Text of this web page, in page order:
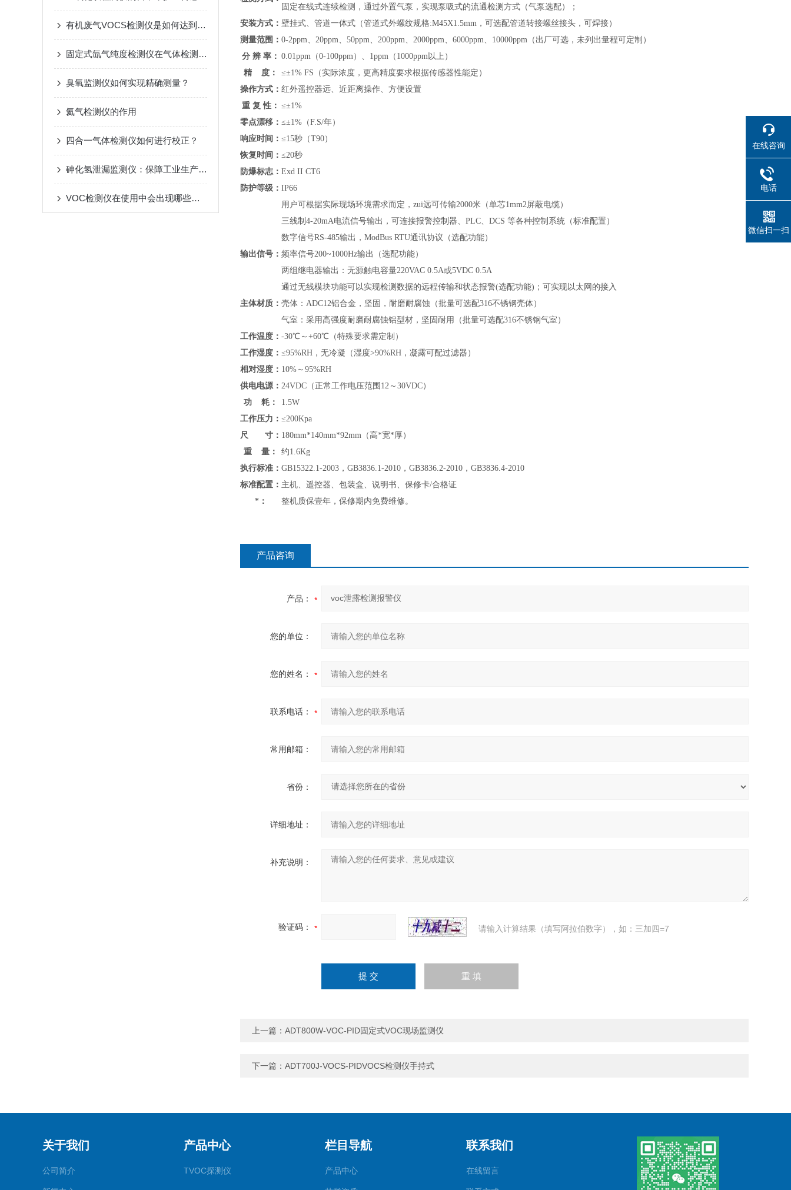
有机废气VOCS检测仪是如何达到检测目的的？
固定式氙气纯度检测仪在气体检测中的核心作用
臭氧监测仪如何实现精确测量？
氦气检测仪的作用
四合一气体检测仪如何进行校正？
砷化氢泄漏监测仪：保障工业生产安全的关键设备
VOC检测仪在使用中会出现哪些问题？
固定在线式连续检测，通过外置气泵，实现泵吸式的流通检测方式（气泵选配）；
安装方式： 壁挂式、管道一体式（管道式外螺纹规格:M45X1.5mm，可选配管道转接螺丝接头，可焊接）
测量范围： 0-2ppm、20ppm、50ppm、200ppm、2000ppm、6000ppm、10000ppm （ 出厂可选，未列出量程可定制）
分 辨 率： 0.01ppm（0-100ppm）、1ppm（1000ppm以上）
精 度：
≤±1% FS（实际浓度，更高精度要求根据传感器性能定）
操作方式： 红外遥控器远、近距离操作、方便设置
重 复 性： ≤±1%
零点漂移： ≤±1%（F.S/年）
响应时间： ≤15秒（T90）
恢复时间： ≤20秒
防爆标志： Exd II CT6
防护等级： IP66
输出信号：
用户可根据实际现场环境需求而定，zui远可传输2000米（单芯1mm2屏蔽电缆）
三线制4-20mA电流信号输出，可连接报警控制器、PLC、DCS 等各种控制系统（标准配置）
数字信号RS-485输出， ModBus RTU通讯协议 （选配功能）
频率信号200~1000Hz输出（选配功能）
两组继电器输出：无源触电容量220VAC 0.5A或5VDC 0.5A
通过无线模块功能可以实现检测数据的远程传输和状态报警(选配功能)；可实现以太网的接入
主体材质： 壳体：ADC12铝合金，坚固，耐磨耐腐蚀（批量可选配316不锈钢壳体）
气室：采用高强度耐磨耐腐蚀铝型材，坚固耐用（批量可选配316不锈钢气室）
工作温度： -30℃～+60℃（特殊要求需定制）
工作湿度： ≤95%RH，无冷凝（湿度>90%RH，凝露可配过滤器）
相对湿度： 10%～95%RH
供电电源： 24VDC（正常工作电压范围12～30VDC）
功 耗：
1.5W
工作压力： ≤200Kpa
尺 寸： 180mm*140mm*92mm（高*宽*厚）
重 量：
约1.6Kg
执行标准： GB15322.1-2003，GB3836.1-2010，GB3836.2-2010，GB3836.4-2010
标准配置： 主机、遥控器、包装盒、说明书、保修卡/合格证
*：
整机质保壹年，保修期内免费维修。
产品咨询
产品：
您的单位：
您的姓名：
联系电话：
常用邮箱：
省份：
详细地址：
补充说明：
验证码： 请输入计算结果（填写阿拉伯数字），如：三加四=7
上一篇： ADT800W-VOC-PID固定式VOC现场监测仪
下一篇： ADT700J-VOCS-PIDVOCS检测仪手持式
关于我们
公司简介
产品中心
TVOC探测仪
栏目导航
产品中心
联系我们
在线留言
在线咨询
电话
微信扫一扫